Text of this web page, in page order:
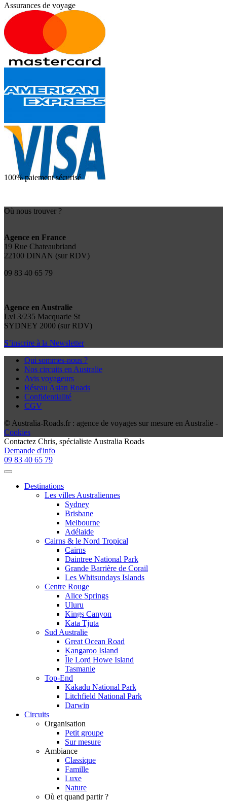
Assurances de voyage
100% paiement sécurisé
Où nous trouver ?
Agence en France
19 Rue Chateaubriand
22100 DINAN (sur RDV)
09 83 40 65 79
Agence en Australie
Lvl 3/235 Macquarie St
SYDNEY 2000 (sur RDV)
S’inscrire à la Newsletter
Qui sommes-nous ?
Nos circuits en Australie
Avis voyageurs
Réseau Asian Roads
Confidentialité
CGV
© Australia-Roads.fr : agence de voyages sur mesure en Australie -
Cookies
Contactez Chris, spécialiste Australia Roads
Demande d'info
09 83 40 65 79
Destinations
Les villes Australiennes
Sydney
Brisbane
Melbourne
Adélaide
Cairns & le Nord Tropical
Cairns
Daintree National Park
Grande Barrière de Corail
Les Whitsundays Islands
Centre Rouge
Alice Springs
Uluru
Kings Canyon
Kata Tjuta
Sud Australie
Great Ocean Road
Kangaroo Island
Île Lord Howe Island
Tasmanie
Top-End
Kakadu National Park
Litchfield National Park
Darwin
Circuits
Organisation
Petit groupe
Sur mesure
Ambiance
Classique
Famille
Luxe
Nature
Où et quand partir ?